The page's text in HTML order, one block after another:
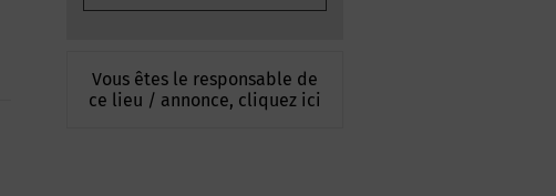
Vous êtes le responsable de
ce lieu / annonce, cliquez ici